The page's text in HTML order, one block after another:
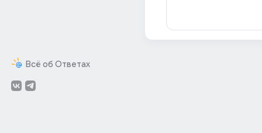
Всё об Ответах